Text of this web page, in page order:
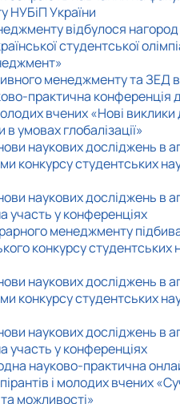
НУБіП України
відбулося нагород
студентської
менеджменту та ЗЕД
практична конференція
вчених «Нові виклики
умовах глобалізації»
наукових досліджень в
конкурсу студентських
наукових досліджень в
участь у конференціях
менеджменту
конкурсу студентських
наукових досліджень в
конкурсу студентських
наукових досліджень в
участь у конференціях
науково-практична
і молодих вчених
можливості»